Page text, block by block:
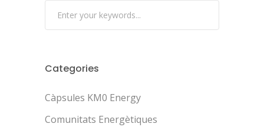
Categories
Càpsules KM0 Energy
Comunitats Energètiques